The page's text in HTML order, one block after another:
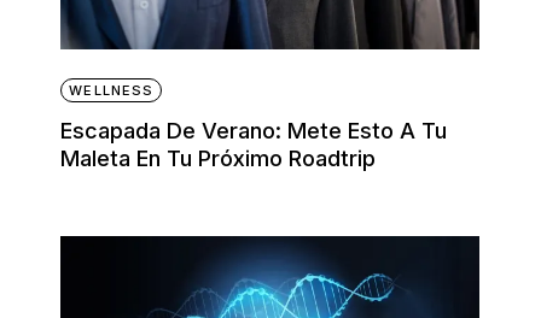
WELLNESS
Escapada De Verano: Mete Esto A Tu
Maleta En Tu Próximo Roadtrip